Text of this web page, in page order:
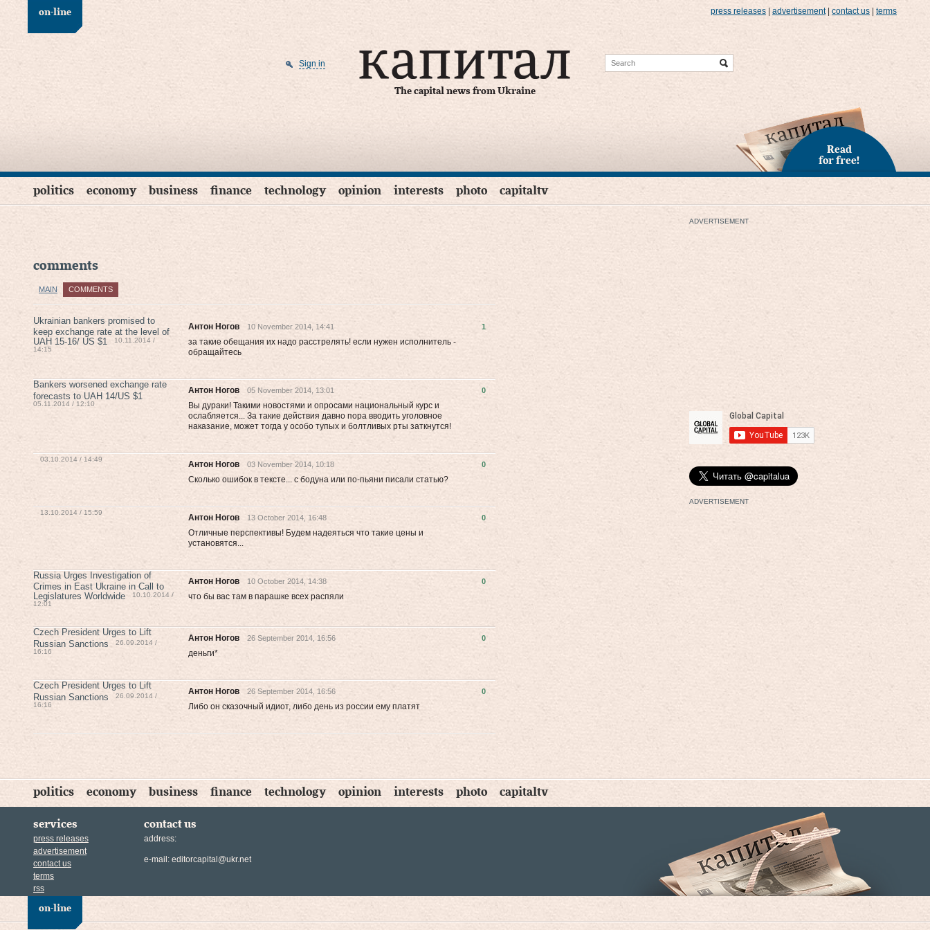
on-line press releases advertisement contact us terms
The capital news from Ukraine
Sign in
Read
for free!
politics economy business finance technology opinion interests photo capitaltv
comments
MAIN COMMENTS
Ukrainian bankers promised to
keep exchange rate at the level of
UAH 15-16/ US $1
10.11.2014 /
14:15
Антон Ногов 10 November 2014, 14:41
за такие обещания их надо расстрелять! если нужен исполнитель -
обращайтесь
1
Bankers worsened exchange rate
forecasts to UAH 14/US $1
05.11.2014 / 12:10
Антон Ногов 05 November 2014, 13:01
Вы дураки! Такими новостями и опросами национальный курс и
ослабляется... За такие действия давно пора вводить уголовное
наказание, может тогда у особо тупых и болтливых рты заткнутся!
0
03.10.2014 / 14:49
Антон Ногов 03 November 2014, 10:18
Сколько ошибок в тексте... с бодуна или по-пьяни писали статью?
0
13.10.2014 / 15:59
Антон Ногов 13 October 2014, 16:48
Отличные перспективы! Будем надеяться что такие цены и
установятся...
0
Russia Urges Investigation of
Crimes in East Ukraine in Call to
Legislatures Worldwide
10.10.2014 /
12:01
Антон Ногов 10 October 2014, 14:38
что бы вас там в парашке всех распяли
0
Czech President Urges to Lift
Russian Sanctions
26.09.2014 /
16:16
Антон Ногов 26 September 2014, 16:56
деньги*
0
Czech President Urges to Lift
Russian Sanctions
26.09.2014 /
16:16
Антон Ногов 26 September 2014, 16:56
Либо он сказочный идиот, либо день из россии ему платят
0
ADVERTISEMENT
ADVERTISEMENT
politics economy business finance technology opinion interests photo capitaltv
services
press releases
advertisement
contact us
terms
rss
contact us
address:
e-mail: editorcapital@ukr.net
on-line